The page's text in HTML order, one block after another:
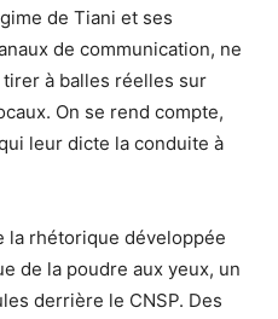
de Tiani et ses
de communication, ne
à balles réelles sur
On se rend compte,
leur dicte la conduite à
la rhétorique développée
de la poudre aux yeux, un
derrière le CNSP. Des